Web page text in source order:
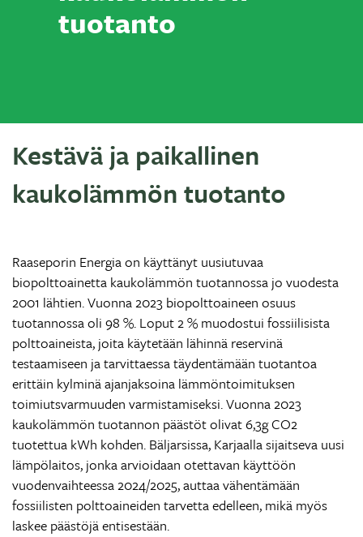
tuotanto
Kestävä ja paikallinen
kaukolämmön tuotanto
Raaseporin Energia on käyttänyt uusiutuvaa
biopolttoainetta kaukolämmön tuotannossa jo vuodesta
2001 lähtien. Vuonna 2023 biopolttoaineen osuus
tuotannossa oli 98 %. Loput 2 % muodostui fossiilisista
polttoaineista, joita käytetään lähinnä reservinä
testaamiseen ja tarvittaessa täydentämään tuotantoa
erittäin kylminä ajanjaksoina lämmöntoimituksen
toimiutsvarmuuden varmistamiseksi. Vuonna 2023
kaukolämmön tuotannon päästöt olivat 6,3g CO2
tuotettua kWh kohden. Bäljarsissa, Karjaalla sijaitseva uusi
lämpölaitos, jonka arvioidaan otettavan käyttöön
vuodenvaihteessa 2024/2025, auttaa vähentämään
fossiilisten polttoaineiden tarvetta edelleen, mikä myös
laskee päästöjä entisestään.